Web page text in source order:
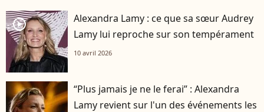
player2
Alexandra Lamy : ce que sa sœur Audrey
Lamy lui reproche sur son tempérament
10 avril 2026
“Plus jamais je ne le ferai” : Alexandra
Lamy revient sur l'un des événements les